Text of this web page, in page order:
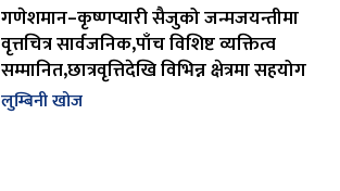
गणेशमान–कृष्णप्यारी सैजुको जन्मजयन्तीमा
वृत्तचित्र सार्वजनिक,पाँच विशिष्ट व्यक्तित्व
सम्मानित,छात्रवृत्तिदेखि विभिन्न क्षेत्रमा सहयोग
लुम्बिनी खोज